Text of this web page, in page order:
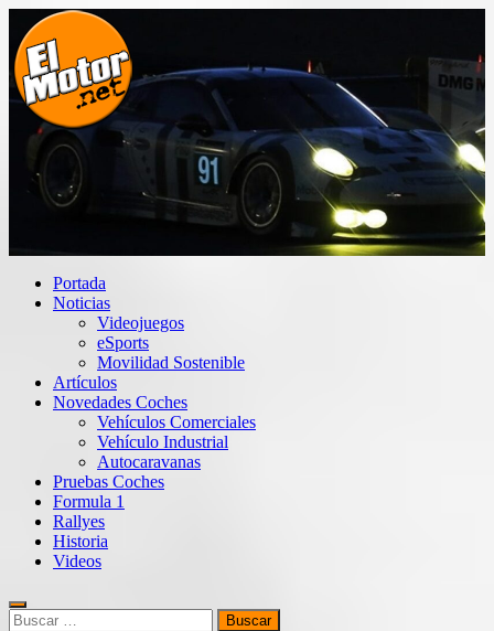
Saltar
contenido
El Motor punto Net
Información sobre novedades y pruebas de Automóviles
Portada
Noticias
Videojuegos
eSports
Movilidad Sostenible
Artículos
Novedades Coches
Vehículos Comerciales
Vehículo Industrial
Autocaravanas
Pruebas Coches
Formula 1
Rallyes
Historia
Videos
Buscar: